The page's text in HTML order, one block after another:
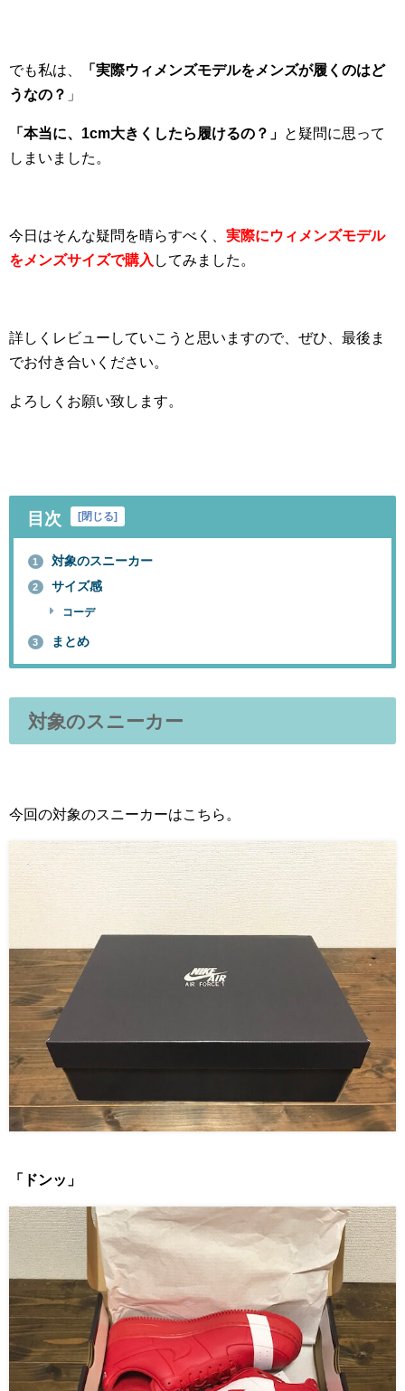
でも私は、
「実際ウィメンズモデルをメンズが履くのはど
うなの？ 」
「本当に、1cm大きくしたら履けるの？」
と疑問に思って
しまいました。
今日はそんな疑問を晴らすべく、 実際にウィメンズモデル
をメンズサイズで購入 してみました。
詳しくレビューしていこうと思いますので、ぜひ、最後ま
でお付き合いください。
よろしくお願い致します。
目次 [閉じる]
1 対象のスニーカー
2 サイズ感
コーデ
3 まとめ
対象のスニーカー
今回の対象のスニーカーはこちら。
「ドンッ」